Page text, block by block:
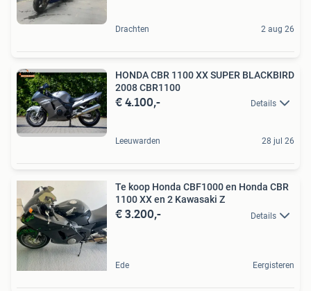
Drachten 2 aug 26
HONDA CBR 1100 XX SUPER BLACKBIRD
2008 CBR1100
€ 4.100,- Details
Leeuwarden 28 jul 26
Te koop Honda CBF1000 en Honda CBR
1100 XX en 2 Kawasaki Z
€ 3.200,- Details
Ede Eergisteren